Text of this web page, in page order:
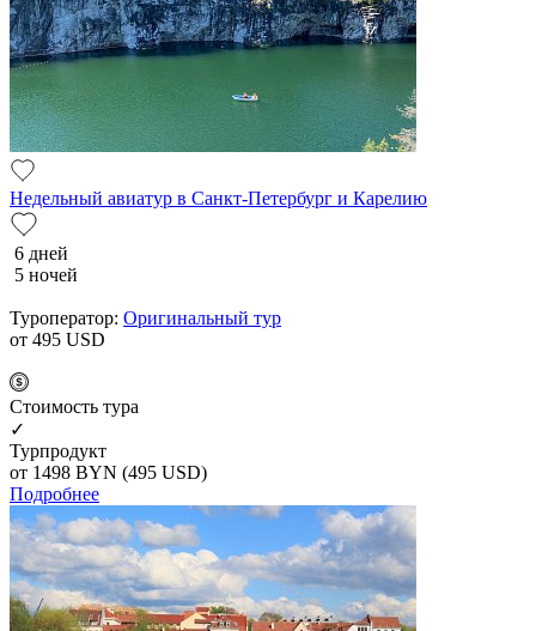
Недельный авиатур в Санкт-Петербург и Карелию
6 дней
5 ночей
Туроператор: Оригинальный тур
от 495 USD
Cтоимость тура
✓
Турпродукт
от 1498 BYN (495 USD)
Подробнее